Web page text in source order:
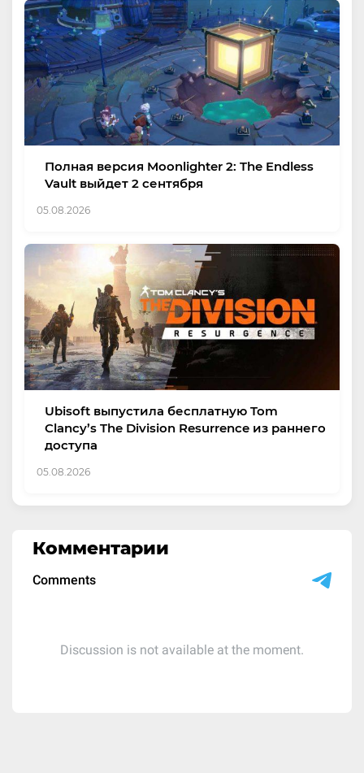
Полная версия Moonlighter 2: The Endless
Vault выйдет 2 сентября
05.08.2026
Ubisoft выпустила бесплатную Tom
Clancy’s The Division Resurrence из раннего
доступа
05.08.2026
Комментарии